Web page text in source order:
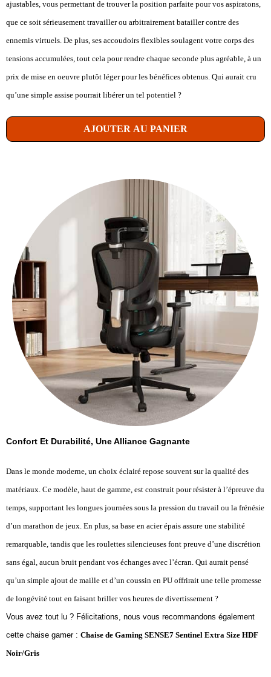
ajustables, vous permettant de trouver la position parfaite pour vos aspiratons,
que ce soit sérieusement travailler ou arbitrairement batailler contre des
ennemis virtuels. De plus, ses accoudoirs flexibles soulagent votre corps des
tensions accumulées, tout cela pour rendre chaque seconde plus agréable, à un
prix de mise en oeuvre plutôt léger pour les bénéfices obtenus. Qui aurait cru
qu’une simple assise pourrait libérer un tel potentiel ?
AJOUTER AU PANIER
Confort Et Durabilité, Une Alliance Gagnante
Dans le monde moderne, un choix éclairé repose souvent sur la qualité des
matériaux. Ce modèle, haut de gamme, est construit pour résister à l’épreuve du
temps, supportant les longues journées sous la pression du travail ou la frénésie
d’un marathon de jeux. En plus, sa base en acier épais assure une stabilité
remarquable, tandis que les roulettes silencieuses font preuve d’une discrétion
sans égal, aucun bruit pendant vos échanges avec l’écran. Qui aurait pensé
qu’un simple ajout de maille et d’un coussin en PU offrirait une telle promesse
de longévité tout en faisant briller vos heures de divertissement ?
Vous avez tout lu ? Félicitations, nous vous recommandons également
cette chaise gamer : Chaise de Gaming SENSE7 Sentinel Extra Size HDF
Noir/Gris